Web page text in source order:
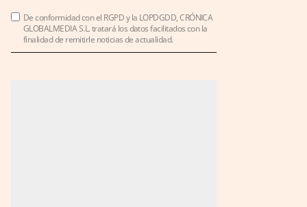
De conformidad con el RGPD y la LOPDGDD, CRÓNICA
GLOBALMEDIA S.L. tratará los datos facilitados con la
finalidad de remitirle noticias de actualidad.